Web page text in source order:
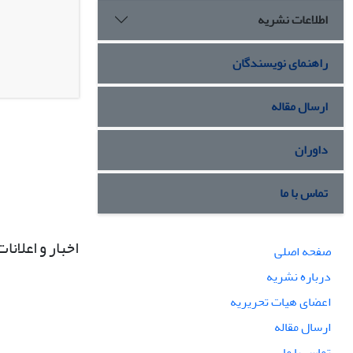
اطلاعات نشریه
راهنمای نویسندگان
ارسال مقاله
داوران
تماس با ما
صفحه اصلی
درباره نشریه
اعضای هیات تحریریه
ارسال مقاله
اخبار و